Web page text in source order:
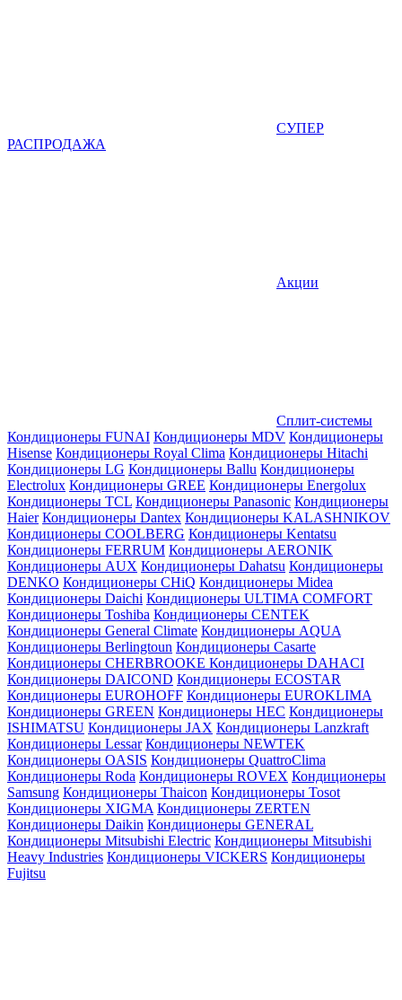
СУПЕР
РАСПРОДАЖА
Акции
Сплит-системы
Кондиционеры FUNAI Кондиционеры MDV Кондиционеры
Hisense Кондиционеры Royal Clima Кондиционеры Hitachi
Кондиционеры LG Кондиционеры Ballu Кондиционеры
Electrolux Кондиционеры GREE Кондиционеры Energolux
Кондиционеры TCL Кондиционеры Panasonic Кондиционеры
Haier Кондиционеры Dantex Кондиционеры KALASHNIKOV
Кондиционеры СOOLBERG Кондиционеры Kentatsu
Кондиционеры FERRUM Кондиционеры AERONIK
Кондиционеры AUX Кондиционеры Dahatsu Кондиционеры
DENKO Кондиционеры CHiQ Кондиционеры Midea
Кондиционеры Daichi Кондиционеры ULTIMA COMFORT
Кондиционеры Toshiba Кондиционеры CENTEK
Кондиционеры General Climate Кондиционеры AQUA
Кондиционеры Berlingtoun Кондиционеры Casarte
Кондиционеры CHERBROOKE Кондиционеры DAHACI
Кондиционеры DAICOND Кондиционеры ECOSTAR
Кондиционеры EUROHOFF Кондиционеры EUROKLIMA
Кондиционеры GREEN Кондиционеры HEC Кондиционеры
ISHIMATSU Кондиционеры JAX Кондиционеры Lanzkraft
Кондиционеры Lessar Кондиционеры NEWTEK
Кондиционеры OASIS Кондиционеры QuattroClima
Кондиционеры Roda Кондиционеры ROVEX Кондиционеры
Samsung Кондиционеры Thaicon Кондиционеры Tosot
Кондиционеры XIGMA Кондиционеры ZERTEN
Кондиционеры Daikin Кондиционеры GENERAL
Кондиционеры Mitsubishi Electric Кондиционеры Mitsubishi
Heavy Industries Кондиционеры VICKERS Кондиционеры
Fujitsu